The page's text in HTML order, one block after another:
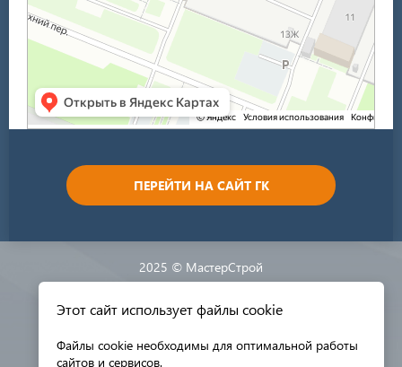
ПЕРЕЙТИ НА САЙТ ГК
2025 © МастерСтрой
Разработка сайта:
Этот сайт использует файлы cookie
Файлы cookie необходимы для оптимальной работы
сайтов и сервисов.